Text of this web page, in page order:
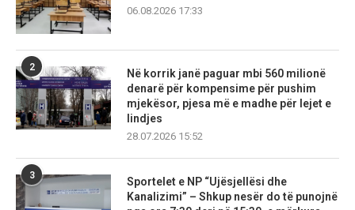
06.08.2026 17:33
2
Në korrik janë paguar mbi 560 milionë
denarë për kompensime për pushim
mjekësor, pjesa më e madhe për lejet e
lindjes
28.07.2026 15:52
3
Sportelet e NP “Ujësjellësi dhe
Kanalizimi” – Shkup nesër do të punojnë